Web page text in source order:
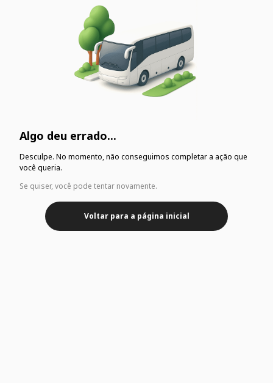
Algo deu errado...
Desculpe. No momento, não conseguimos completar a ação que
você queria.
Se quiser, você pode tentar novamente.
Voltar para a página inicial